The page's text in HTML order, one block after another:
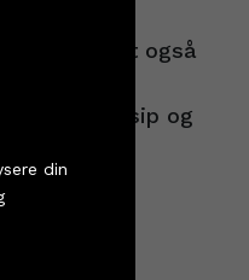
handler det også
fungerer
Josip og
tid på
din